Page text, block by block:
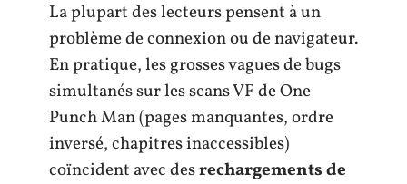
La plupart des lecteurs pensent à un
problème de connexion ou de navigateur.
En pratique, les grosses vagues de bugs
simultanés sur les scans VF de One
Punch Man (pages manquantes, ordre
inversé, chapitres inaccessibles)
coïncident avec desrechargements de